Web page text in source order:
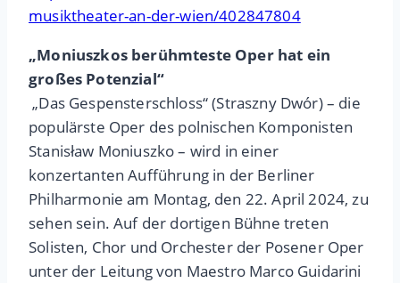
musiktheater-an-der-wien/402847804
„Moniuszkos berühmteste Oper hat ein
großes Potenzial“
„Das Gespensterschloss“ (Straszny Dwór) – die
populärste Oper des polnischen Komponisten
Stanisław Moniuszko – wird in einer
konzertanten Aufführung in der Berliner
Philharmonie am Montag, den 22. April 2024, zu
sehen sein. Auf der dortigen Bühne treten
Solisten, Chor und Orchester der Posener Oper
unter der Leitung von Maestro Marco Guidarini